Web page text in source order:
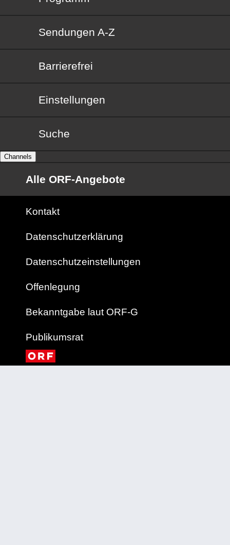
Sendungen von A bis Z
Sendungen A-Z
Barrierefrei
Barrierefrei
Einstellungen
Suche
Channels
Alle ORF-Angebote
Kontakt
Datenschutzerklärung
Datenschutzeinstellungen
Offenlegung
Bekanntgabe laut ORF-G
Publikumsrat